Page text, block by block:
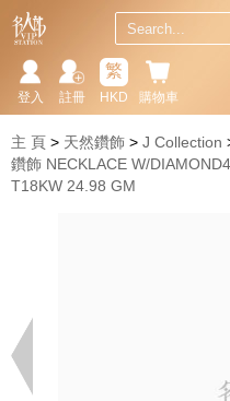
購物車
繁
HKD
註冊
登入
主 頁 天然鑽飾 J Collection
鑽飾 NECKLACE W/
T18KW 24.98 GM